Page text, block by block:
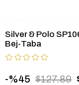
Silver & Polo
Bej-Taba
45 $127.89